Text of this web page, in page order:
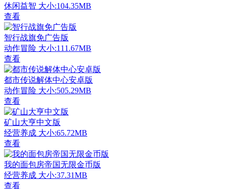
休闲益智 大小:104.35MB
查看
智行战旗免广告版
动作冒险 大小:111.67MB
查看
都市传说解体中心安卓版
动作冒险 大小:505.29MB
查看
矿山大亨中文版
经营养成 大小:65.72MB
查看
我的面包房帝国无限金币版
经营养成 大小:37.31MB
查看